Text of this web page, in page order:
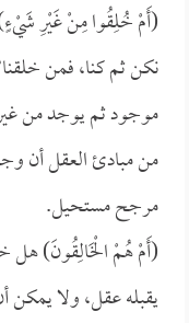
(أَمْ خُلِقُوا مِنْ غَيْرِ
نكن ثم كنا، فمن
موجود ثم يوجد من
من مبادئ العقل أن
مرجح مستحيل.
(أَمْ هُمْ الْخَالِقُونَ) هل
يقبله عقل، ولا